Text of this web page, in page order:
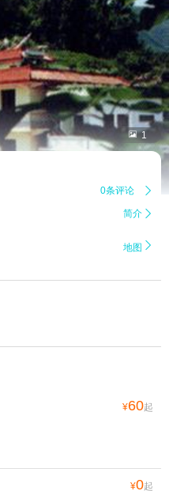
 1
0条评论 
简介 
地图 
¥60起
¥0起